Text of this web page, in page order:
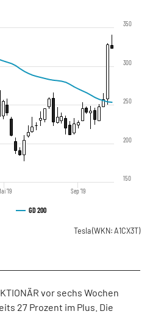
GD 200
'19 Sep '19
150
200
250
300
350
Tesla(WKN: A1CX3T)
vor sechs Wochen
27 Prozent im Plus. Die